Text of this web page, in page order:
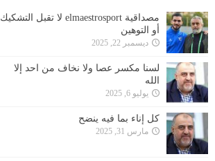
مصداقية elmaestrosport لا تقبل التشكيك
أو التوهين
ديسمبر 22, 2025
لسنا مكسر عصا ولا نخاف من احد إلا
الله
يوليو 6, 2025
كل إناء بما فيه ينضح
مارس 31, 2025